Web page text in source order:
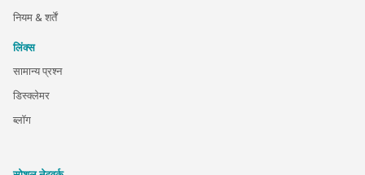
नियम & शर्तें
लिंक्स
सामान्य प्रश्न
डिस्क्लेमर
ब्लॉग